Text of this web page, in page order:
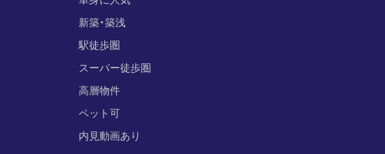
新築・築浅
駅徒歩圏
スーパー徒歩圏
高層物件
ペット可
内見動画あり